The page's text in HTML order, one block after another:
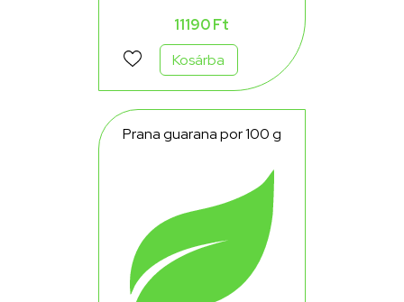
11190 Ft
Kosárba
Prana guarana por 100 g